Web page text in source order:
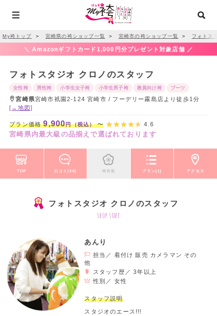
My袴トップ ＞ 宮崎県の袴ショップ一覧 ＞ 宮崎市の袴ショップ一覧 ＞ フォトス
＼ Amazonギフトカード1,000円分プレゼント対象店舗 ／
フォトスタジオ クロノのスタッフ
女性袴 男性袴 小学生女子袴 小学生男子袴 教員向け袴 ブーツ
宮崎県宮崎市祇園2-124 宮崎市 / フーデリー霧島店より徒歩1分
[→地図]
プラン価格9,900円（税込）〜 4.6
宮崎県内最大級の品揃えで選ばれております
TOP 口コミ(34) 袴衣装 プラン(1) アクセス
フォトスタジオ クロノのスタッフ
shop staff
あんり
担当／ 着付け 販売 カメラマン その
他
スタッフ歴／ 3年以上
性別／ 女性
スタッフ説明
スタジオのエース!!!